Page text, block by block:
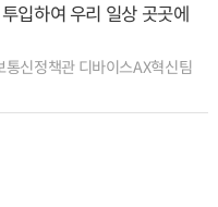
입하여 우리 일상 곳곳에
신정책관 디바이스AX혁신팀